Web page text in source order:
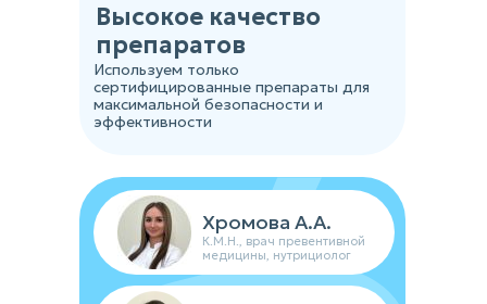
Высокое качество
препаратов
Используем только
сертифицированные препараты для
максимальной безопасности и
эффективности
Хромова А.А.
К.М.Н., врач превентивной
медицины, нутрициолог